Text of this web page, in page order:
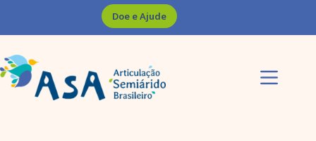
Doe e Ajude